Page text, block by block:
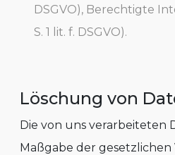
DSGVO), Berechtigte
S. 1 lit. f. DSGVO).
Löschung von
Die von uns verarbeiteten
Maßgabe der